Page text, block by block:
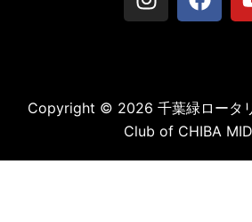
Copyright © 2026 千葉緑ロータ
Club of CHIBA